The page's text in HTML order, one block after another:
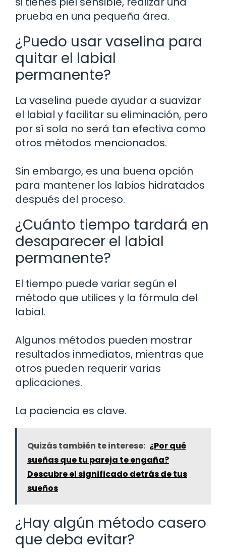
prueba en una pequeña área.
¿Puedo usar vaselina para
quitar el labial
permanente?
La vaselina puede ayudar a suavizar
el labial y facilitar su eliminación, pero
por sí sola no será tan efectiva como
otros métodos mencionados.
Sin embargo, es una buena opción
para mantener los labios hidratados
después del proceso.
¿Cuánto tiempo tardará en
desaparecer el labial
permanente?
El tiempo puede variar según el
método que utilices y la fórmula del
labial.
Algunos métodos pueden mostrar
resultados inmediatos, mientras que
otros pueden requerir varias
aplicaciones.
La paciencia es clave.
Quizás también te interese: ¿Por qué
sueñas que tu pareja te engaña?
Descubre el significado detrás de tus
sueños
¿Hay algún método casero
que deba evitar?